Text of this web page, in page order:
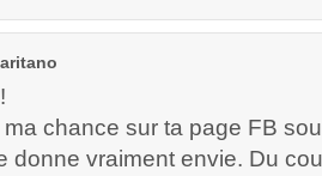
ma chance sur ta page FB
donne vraiment envie. Du